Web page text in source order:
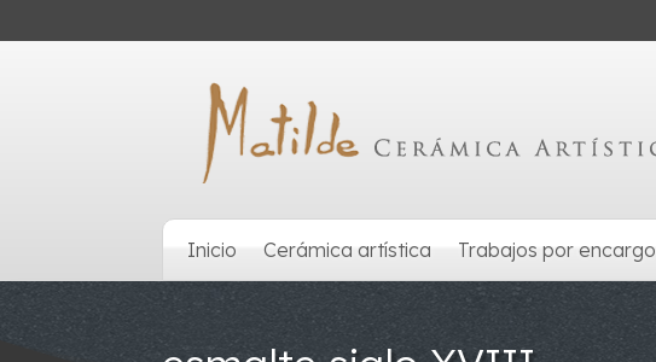
Inicio Cerámica artística Trabajos por encargo